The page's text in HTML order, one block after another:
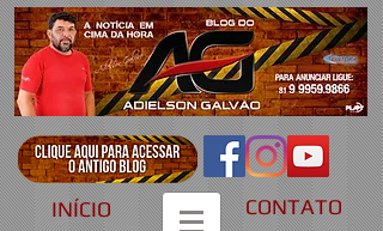
INÍCIO CONTATO